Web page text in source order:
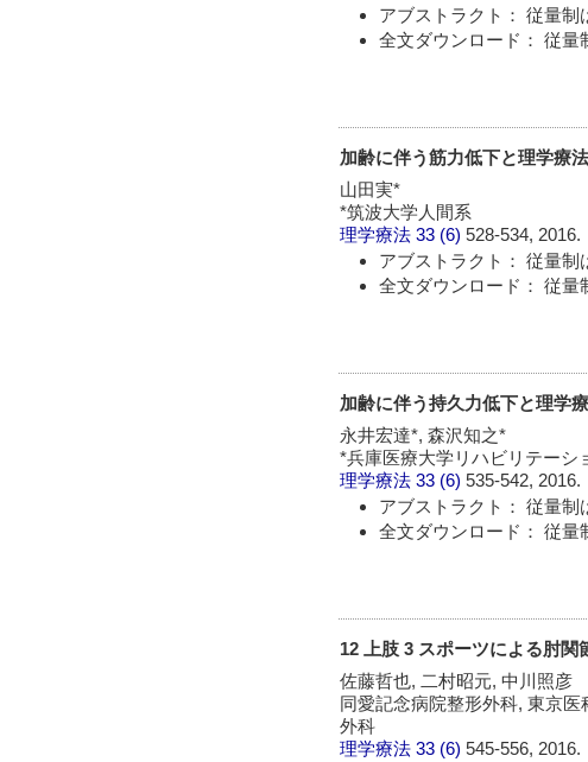
アブストラクト： 従量制
全文ダウンロード： 従量
加齢に伴う筋力低下と理学療
山田実*
*筑波大学人間系
理学療法 33 (6)528-534, 2016.
アブストラクト： 従量制
全文ダウンロード： 従量
加齢に伴う持久力低下と理学
永井宏達*, 森沢知之*
*兵庫医療大学リハビリテーシ
理学療法 33 (6)535-542, 2016.
アブストラクト： 従量制
全文ダウンロード： 従量
12 上肢 3 スポーツによる肘関
佐藤哲也, 二村昭元, 中川照彦
同愛記念病院整形外科, 東京
外科
理学療法 33 (6)545-556, 2016.